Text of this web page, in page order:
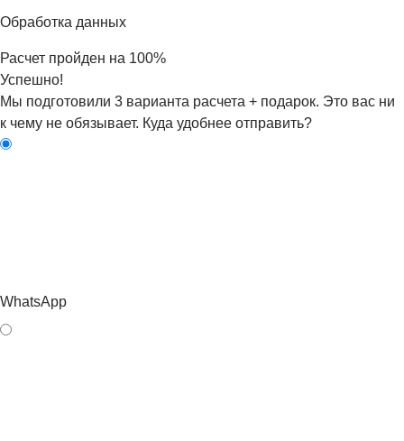
Обработка данных
Расчет пройден на 100%
Успешно!
Мы подготовили 3 варианта расчета + подарок. Это вас ни
к чему не обязывает. Куда удобнее отправить?
WhatsApp